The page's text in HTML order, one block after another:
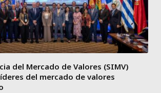
del Mercado de Valores (SIMV)
del mercado de valores